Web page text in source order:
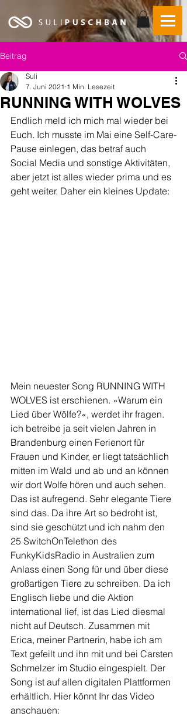
Beitrag
RUNNING WITH WOLVES
Suli
7. Juni 2021 1 Min. Lesezeit
Endlich meld ich mich mal wieder bei
Euch. Ich musste im Mai eine Self-Care-
Pause einlegen, das betraf auch
Social Media und sonstige Aktivitäten,
aber jetzt ist alles wieder prima und es
geht weiter. Daher ein kleines Update:
Mein neuester Song RUNNING WITH
WOLVES ist erschienen. »Warum ein
Lied über Wölfe?«, werdet ihr fragen.
ich betreibe ja seit vielen Jahren in
Brandenburg einen Ferienort für
Frauen und Kinder, er liegt tatsächlich
mitten im Wald und ab und an können
wir dort Wolfe hören und auch sehen.
Das ist aufregend. Sehr elegante Tiere
sind das. Da ihre Art so bedroht ist,
sind sie geschützt und ich nahm den
25 SwitchOnTelethon des
FunkyKidsRadio in Australien zum
Anlass einen Song für und über diese
großartigen Tiere zu schreiben. Da ich
Englisch liebe und die Aktion
international lief, ist das Lied diesmal
nicht auf Deutsch. Zusammen mit
Erica, meiner Partnerin, habe ich am
Text gefeilt und ihn mit und bei Carsten
Schmelzer im Studio eingespielt. Der
Song ist auf allen digitalen Plattformen
erhältlich. Hier könnt Ihr das Video
anschauen: